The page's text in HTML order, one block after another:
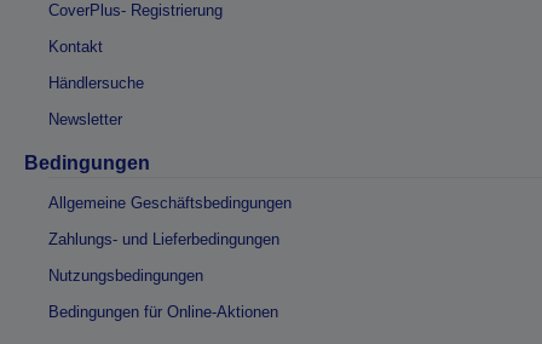
CoverPlus- Registrierung
Kontakt
Händlersuche
Newsletter
Bedingungen
Allgemeine Geschäftsbedingungen
Zahlungs- und Lieferbedingungen
Nutzungsbedingungen
Bedingungen für Online-Aktionen